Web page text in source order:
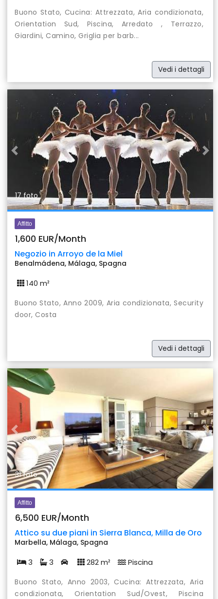
Buono Stato, Cucina: Attrezzata, Aria condizionata,
Orientation Sud, Piscina, Arredato , Terrazzo,
Giardini, Camino, Griglia per barb...
Vedi i dettagli
Previous
17 foto
Affitto
1,600 EUR/Month
Negozio in Arroyo de la Miel
Benalmádena, Málaga, Spagna
140 m²
Buono Stato, Anno 2009, Aria condizionata, Security
door, Costa
Vedi i dettagli
Previous
31 foto
Affitto
6,500 EUR/Month
Attico su due piani in Sierra Blanca, Milla de Oro
Marbella, Málaga, Spagna
3 3 282 m² Piscina
Buono Stato, Anno 2003, Cucina: Attrezzata, Aria
condizionata, Orientation Sud/Ovest, Piscina